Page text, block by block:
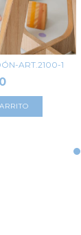
ART.2100-1